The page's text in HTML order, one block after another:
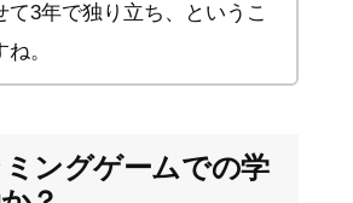
て3年で独り立ち、というこ
。
ングゲームでの学